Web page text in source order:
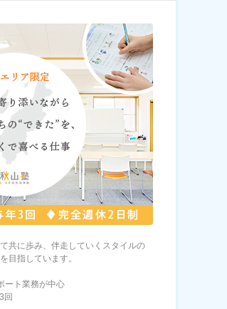
共に歩み、伴走していくスタイルの
目指しています。
ート業務が中心
回